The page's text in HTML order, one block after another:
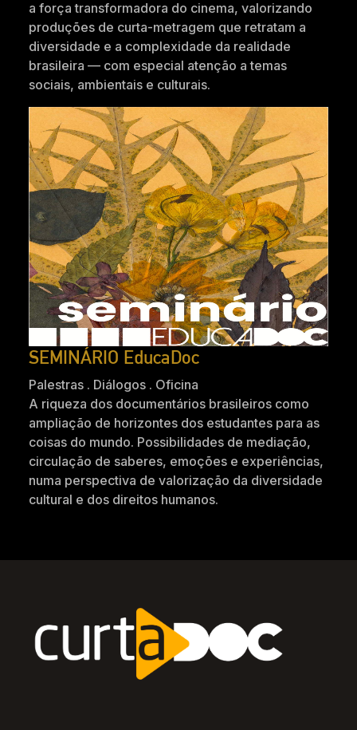
a força transformadora do cinema, valorizando
produções de curta-metragem que retratam a
diversidade e a complexidade da realidade
brasileira — com especial atenção a temas
sociais, ambientais e culturais.
SEMINÁRIO EducaDoc
Palestras . Diálogos . Oficina
A riqueza dos documentários brasileiros como
ampliação de horizontes dos estudantes para as
coisas do mundo. Possibilidades de mediação,
circulação de saberes, emoções e experiências,
numa perspectiva de valorização da diversidade
cultural e dos direitos humanos.